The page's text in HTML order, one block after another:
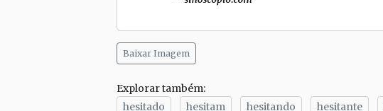
Baixar Imagem
Explorar também:
hesitado
hesitam hesitando hesitante